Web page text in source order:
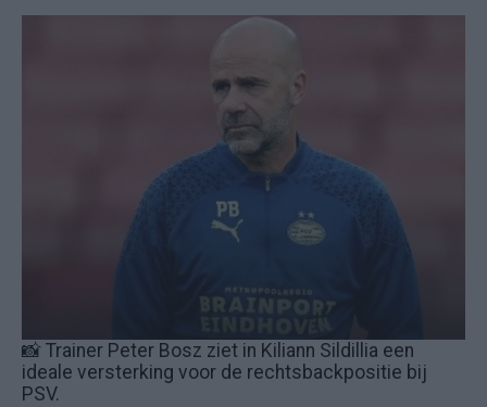
📸 Trainer Peter Bosz ziet in Kiliann Sildillia een
ideale versterking voor de rechtsbackpositie bij
PSV.